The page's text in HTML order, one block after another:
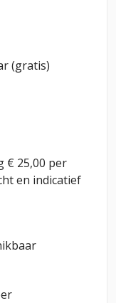
(gratis)
€ 25,00 per
en indicatief